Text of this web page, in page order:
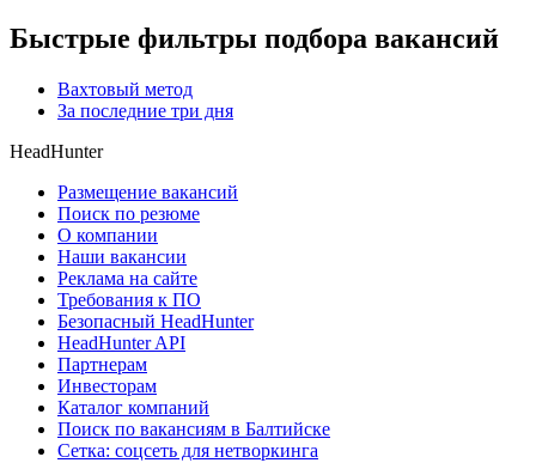
Быстрые фильтры подбора вакансий
Вахтовый метод
За последние три дня
HeadHunter
Размещение вакансий
Поиск по резюме
О компании
Наши вакансии
Реклама на сайте
Требования к ПО
Безопасный HeadHunter
HeadHunter API
Партнерам
Инвесторам
Каталог компаний
Поиск по вакансиям в Балтийске
Сетка: соцсеть для нетворкинга